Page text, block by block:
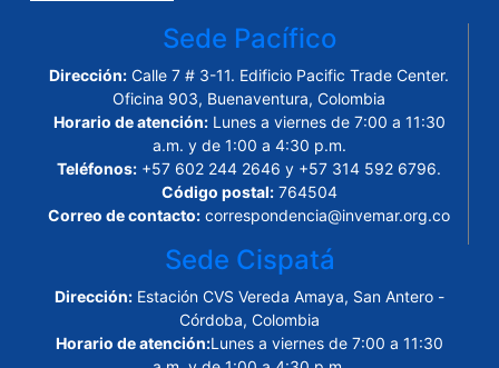
Sede Pacífico
Dirección: Calle 7 # 3-11. Edificio Pacific Trade Center.
Oficina 903, Buenaventura, Colombia
Horario de atención:Lunes a viernes de 7:00 a 11:30
a.m. y de 1:00 a 4:30 p.m.
Teléfonos: +57 602 244 2646 y +57 314 592 6796.
Código postal:764504
Correo de contacto: correspondencia@invemar.org.co
Sede Cispatá
Dirección: Estación CVS Vereda Amaya, San Antero -
Córdoba, Colombia
Horario de atención:Lunes a viernes de 7:00 a 11:30